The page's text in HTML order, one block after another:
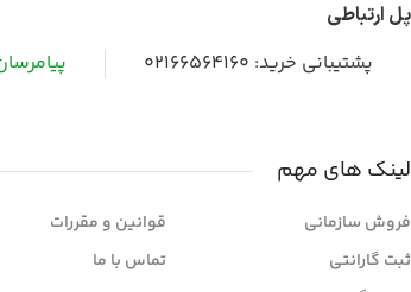
پل ارتباطی
پشتیبانی خرید: 02166564160
لینک های مهم
فروش سازمانی
ثبت گارانتی
قوانین و مقررات
تماس با ما